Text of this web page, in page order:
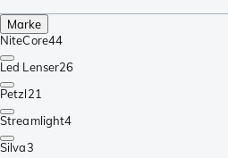
Marke
NiteCore44
Led Lenser26
Petzl21
Streamlight4
Silva3